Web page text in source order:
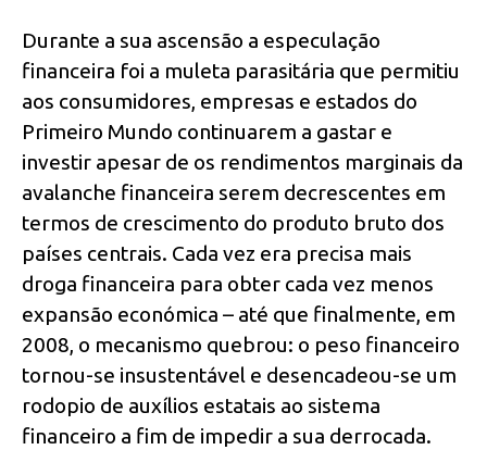
Durante a sua ascensão a especulação
financeira foi a muleta parasitária que permitiu
aos consumidores, empresas e estados do
Primeiro Mundo continuarem a gastar e
investir apesar de os rendimentos marginais da
avalanche financeira serem decrescentes em
termos de crescimento do produto bruto dos
países centrais. Cada vez era precisa mais
droga financeira para obter cada vez menos
expansão económica – até que finalmente, em
2008, o mecanismo quebrou: o peso financeiro
tornou-se insustentável e desencadeou-se um
rodopio de auxílios estatais ao sistema
financeiro a fim de impedir a sua derrocada.